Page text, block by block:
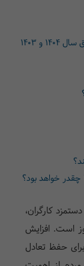
حقوق و دستمزد کارگران،
است. افزایش
حفظ تعادل